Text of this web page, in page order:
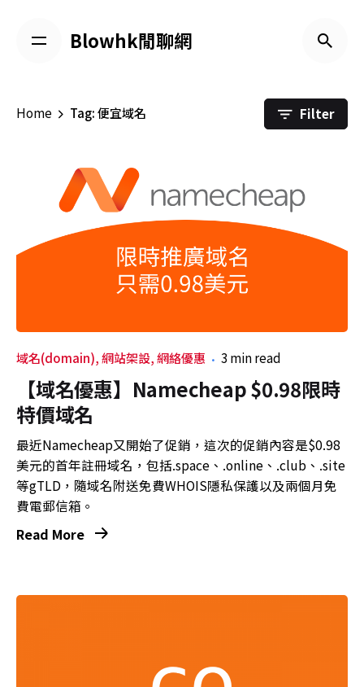
content
Blowhk閒聊網
Home Tag: 便宜域名 Filter
域名(domain) 網站架設 網絡優惠 3 min read
【域名優惠】Namecheap $0.98限時
特價域名
最近Namecheap又開始了促銷，這次的促銷內容是$0.98
美元的首年註冊域名，包括.space、.online、.club、.site
等gTLD，隨域名附送免費WHOIS隱私保護以及兩個月免
費電郵信箱。
Read More